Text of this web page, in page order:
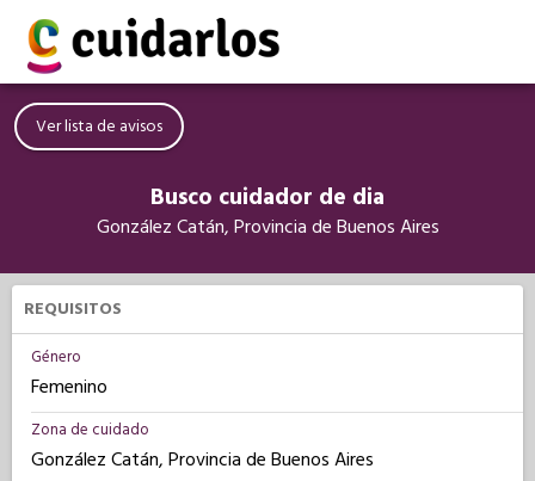
Ver lista de avisos
Busco cuidador de dia
González Catán, Provincia de Buenos Aires
REQUISITOS
Género
Femenino
Zona de cuidado
González Catán, Provincia de Buenos Aires